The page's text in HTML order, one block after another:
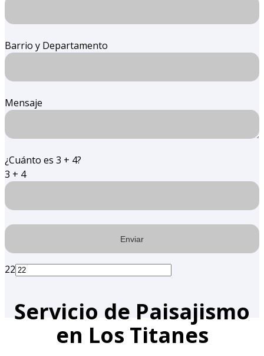
Barrio y Departamento
Mensaje
¿Cuánto es 3 + 4?
3 + 4
22
Servicio de Paisajismo
en Los Titanes